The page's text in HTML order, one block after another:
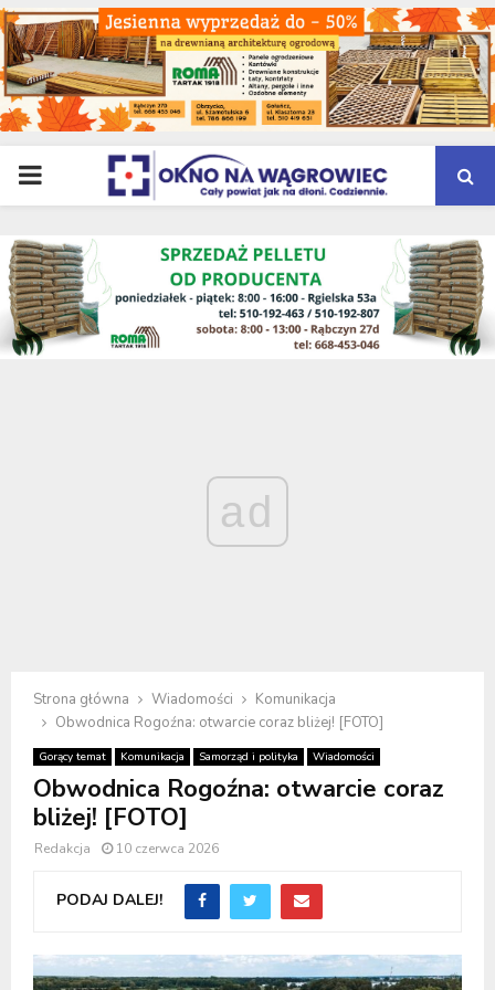
PRIMARY
MENU
ad
Strona główna Wiadomości
Komunikacja
Obwodnica Rogoźna: otwarcie coraz bliżej! [FOTO]
Gorący temat Komunikacja Samorząd i polityka Wiadomości
Obwodnica Rogoźna: otwarcie coraz
bliżej! [FOTO]
Redakcja 10 czerwca 2026
PODAJ DALEJ!